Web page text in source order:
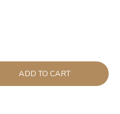
ADD TO CART